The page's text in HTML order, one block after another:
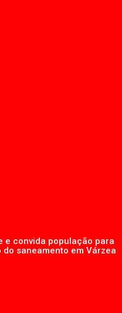
e convida população para
saneamento em Várzea